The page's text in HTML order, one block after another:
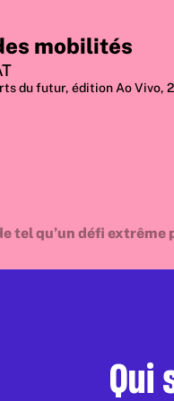
mobilités
du futur, édition Ao Vivo,
tel qu’un défi extrême
Qui